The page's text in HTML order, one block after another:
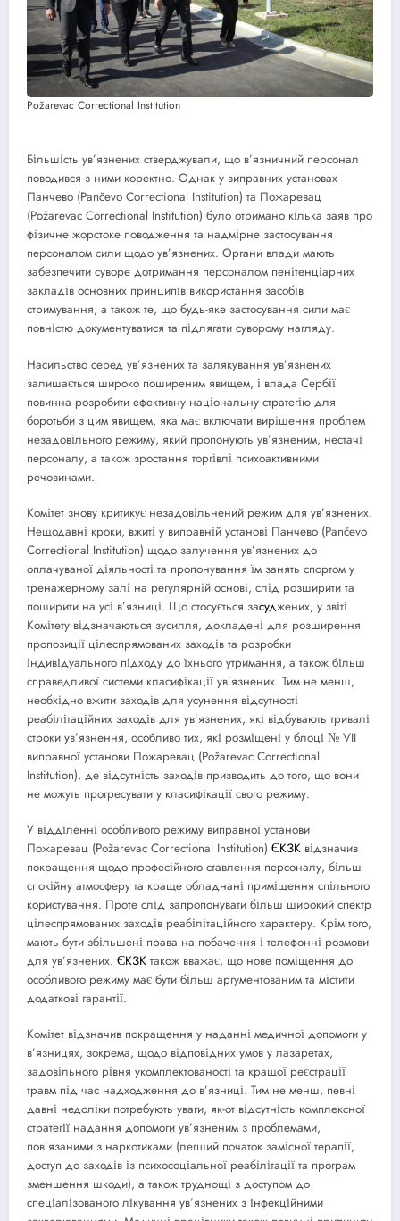
Požarevac Correctional Institution
Більшість ув’язнених стверджували, що в’язничний персонал
поводився з ними коректно. Однак у виправних установах
Панчево (Pančevo Correctional Institution) та Пожаревац
(Požarevac Correctional Institution) було отримано кілька заяв про
фізичне жорстоке поводження та надмірне застосування
персоналом сили щодо ув’язнених. Органи влади мають
забезпечити суворе дотримання персоналом пенітенціарних
закладів основних принципів використання засобів
стримування, а також те, що будь-яке застосування сили має
повністю документуватися та підлягати суворому нагляду.
Насильство серед ув’язнених та залякування ув’язнених
залишається широко поширеним явищем, і влада Сербії
повинна розробити ефективну національну стратегію для
боротьби з цим явищем, яка має включати вирішення проблем
незадовільного режиму, який пропонують ув’язненим, нестачі
персоналу, а також зростання торгівлі психоактивними
речовинами.
Комітет знову критикує незадовільнений режим для ув’язнених.
Нещодавні кроки, вжиті у виправній установі Панчево (Pančevo
Correctional Institution) щодо залучення ув’язнених до
оплачуваної діяльності та пропонування їм занять спортом у
тренажерному залі на регулярній основі, слід розширити та
поширити на усі в’язниці. Що стосується засуджених, у звіті
Комітету відзначаються зусилля, докладені для розширення
пропозиції цілеспрямованих заходів та розробки
індивідуального підходу до їхнього утримання, а також більш
справедливої ​​системи класифікації ув’язнених. Тим не менш,
необхідно вжити заходів для усунення відсутності
реабілітаційних заходів для ув’язнених, які відбувають тривалі
строки ув’язнення, особливо тих, які розміщені у блоці № VII
виправної установи Пожаревац (Požarevac Correctional
Institution), де відсутність заходів призводить до того, що вони
не можуть прогресувати у класифікації свого режиму.
У відділенні особливого режиму виправної установи
Пожаревац (Požarevac Correctional Institution) ЄКЗК відзначив
покращення щодо професійного ставлення персоналу, більш
спокійну атмосферу та краще обладнані приміщення спільного
користування. Проте слід запропонувати більш широкий спектр
цілеспрямованих заходів реабілітаційного характеру. Крім того,
мають бути збільшені права на побачення і телефонні розмови
для ув’язнених. ЄКЗК також вважає, що нове поміщення до
особливого режиму має бути більш аргументованим та містити
додаткові гарантії.
Комітет відзначив покращення у наданні медичної допомоги у
в’язницях, зокрема, щодо відповідних умов у лазаретах,
задовільного рівня укомплектованості та кращої реєстрації
травм під час надходження до в’язниці. Тим не менш, певні
давні недоліки потребують уваги, як-от відсутність комплексної
стратегії надання допомоги ув’язненим з проблемами,
пов’язаними з наркотиками (легший початок замісної терапії,
доступ до заходів із психосоціальної реабілітації та програм
зменшення шкоди), а також труднощі з доступом до
спеціалізованого лікування ув’язнених з інфекційними